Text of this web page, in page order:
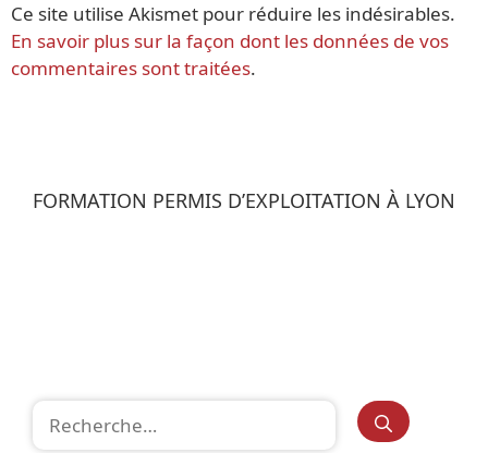
Ce site utilise Akismet pour réduire les indésirables.
En savoir plus sur la façon dont les données de vos
commentaires sont traitées.
FORMATION PERMIS D’EXPLOITATION À LYON